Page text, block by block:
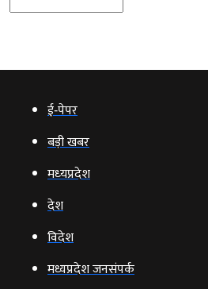
ई‑पेपर
बड़ी खबर
मध्‍यप्रदेश
देश
विदेश
मध्यप्रदेश जनसंपर्क